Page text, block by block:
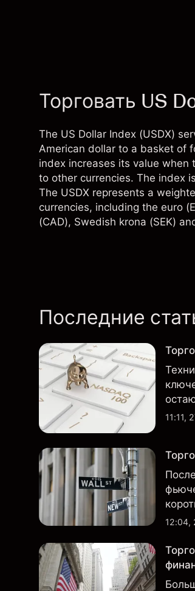
Торговать US
The US Dollar Index (USDX)
American dollar to a basket of
index increases its value when
to other currencies. The index
The USDX represents a
currencies, including the euro
(CAD), Swedish krona (SEK)
Последние
11:11,
12:04,